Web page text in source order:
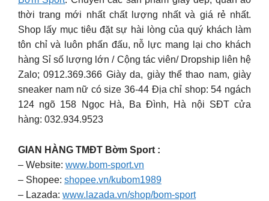
thời trang mới nhất chất lượng nhất và giá rẻ nhất.
Shop lấy mục tiêu đặt sự hài lòng của quý khách làm
tôn chỉ và luôn phấn đấu, nỗ lực mang lại cho khách
hàng Sỉ số lượng lớn / Cộng tác viên/ Dropship liên hệ
Zalo; 0912.369.366 Giày da, giày thể thao nam, giày
sneaker nam nữ có size 36-44 Địa chỉ shop: 54 ngách
124 ngõ 158 Ngọc Hà, Ba Đình, Hà nội SĐT cửa
hàng: 032.934.9523
GIAN HÀNG TMĐT Bờm Sport :
– Website: www.bom-sport.vn
– Shopee: shopee.vn/kubom1989
– Lazada: www.lazada.vn/shop/bom-sport